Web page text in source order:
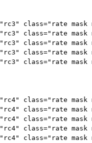
"rc3" class="rate mask
"rc3" class="rate mask
"rc3" class="rate mask
"rc3" class="rate mask
"rc3" class="rate mask
"rc4" class="rate
"rc4" class="rate
"rc4" class="rate
"rc4" class="rate
"rc4" class="rate